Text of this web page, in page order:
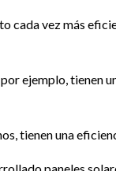
cada vez más
ejemplo, tienen
tienen una